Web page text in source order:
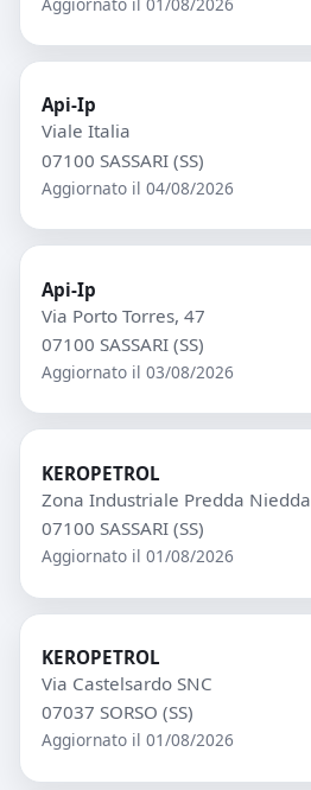
Api-Ip
Viale Italia
07100 SASSARI (SS)
Aggiornato il 04/08/2026
Api-Ip
Via Porto Torres, 47
07100 SASSARI (SS)
Aggiornato il 03/08/2026
KEROPETROL
Zona Industriale Predda Niedda
07100 SASSARI (SS)
Aggiornato il 01/08/2026
KEROPETROL
Via Castelsardo SNC
07037 SORSO (SS)
Aggiornato il 01/08/2026